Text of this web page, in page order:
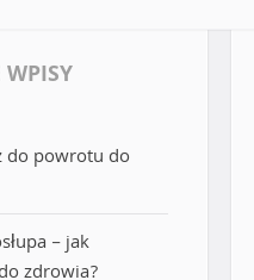
WPISY
do powrotu do
– jak